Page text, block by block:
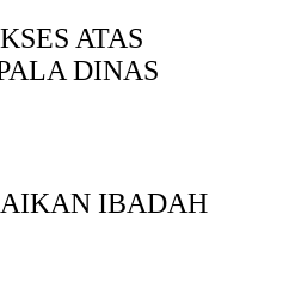
ATAS
DINAS
IBADAH